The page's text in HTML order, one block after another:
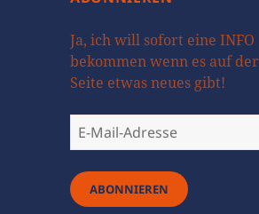
Ja, ich will sofort eine INFO
bekommen wenn es auf der
Seite etwas neues gibt!
E-
Mail-
Adresse
ABONNIEREN